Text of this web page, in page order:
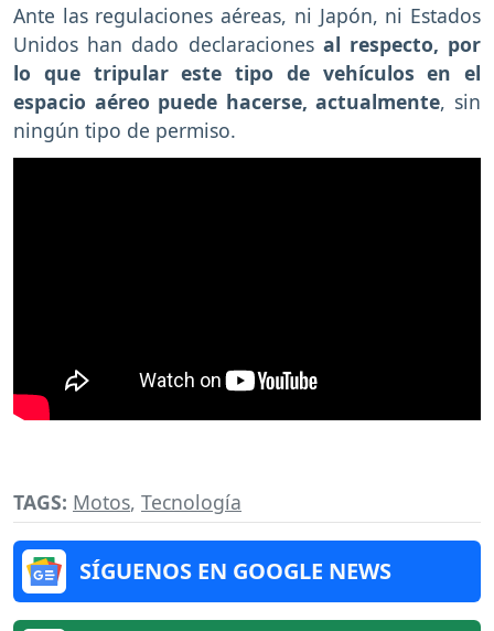
Ante las regulaciones aéreas, ni Japón, ni Estados
Unidos han dado declaraciones al respecto, por
lo que tripular este tipo de vehículos en el
espacio aéreo puede hacerse, actualmente, sin
ningún tipo de permiso.
TAGS: Motos, Tecnología
SÍGUENOS EN GOOGLE NEWS